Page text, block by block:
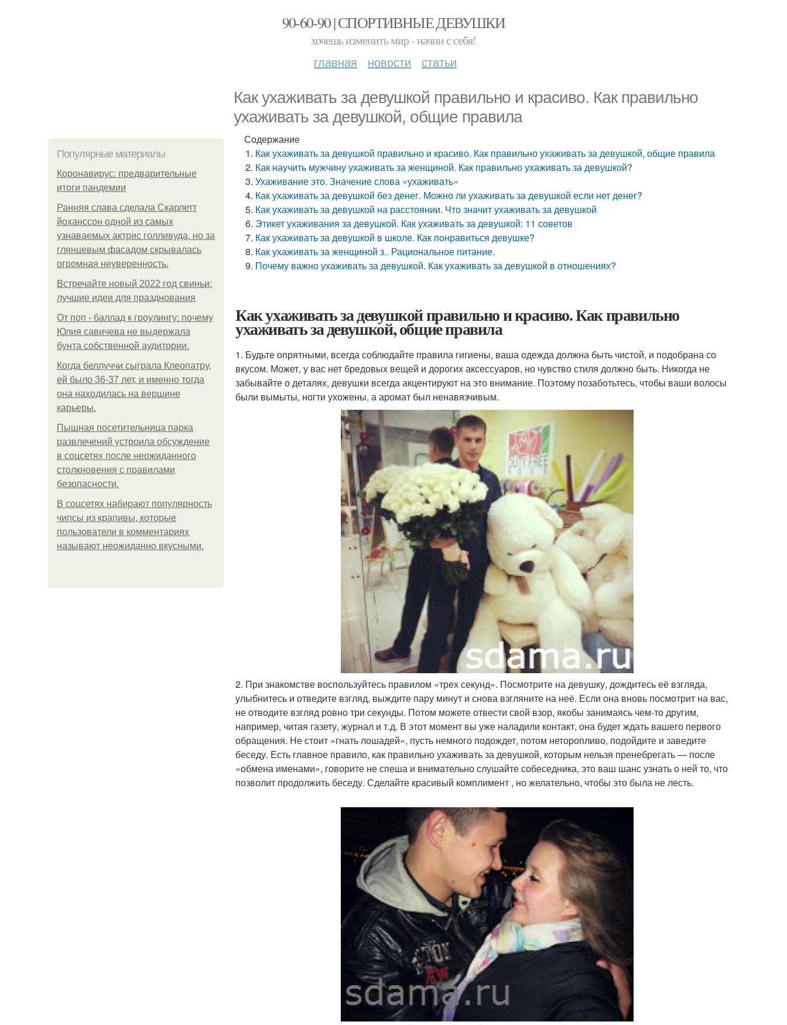
90-60-90 | СПОРТИВНЫЕ ДЕВУШКИ
хочешь изменить мир - начни с себя!
главная новости статьи
Как ухаживать за девушкой правильно и красиво. Как правильно
ухаживать за девушкой, общие правила
Популярные материалы
Коронавирус: предварительные
итоги пандемии
Ранняя слава сделала Скарлетт
йоханссон одной из самых
узнаваемых актрис голливуда, но за
глянцевым фасадом скрывалась
огромная неуверенность.
Встречайте новый 2022 год свиньи:
лучшие идеи для празднования
От поп - баллад к гроулингу: почему
Юлия савичева не выдержала
бунта собственной аудитории.
Когда беллуччи сыграла Клеопатру,
ей было 36-37 лет, и именно тогда
она находилась на вершине
карьеры.
Пышная посетительница парка
развлечений устроила обсуждение
в соцсетях после неожиданного
столкновения с правилами
безопасности.
В соцсетях набирают популярность
чипсы из крапивы, которые
пользователи в комментариях
называют неожиданно вкусными.
Содержание
Как ухаживать за девушкой правильно и красиво. Как правильно ухаживать за девушкой, общие правила
Как научить мужчину ухаживать за женщиной. Как правильно ухаживать за девушкой?
Ухаживание это. Значение слова «ухаживать»
Как ухаживать за девушкой без денег. Можно ли ухаживать за девушкой если нет денег?
Как ухаживать за девушкой на расстоянии. Что значит ухаживать за девушкой
Этикет ухаживания за девушкой. Как ухаживать за девушкой: 11 советов
Как ухаживать за девушкой в школе. Как понравиться девушке?
Как ухаживать за женщиной з.. Рациональное питание.
Почему важно ухаживать за девушкой. Как ухаживать за девушкой в отношениях?
Как ухаживать за девушкой правильно и красиво. Как правильно
ухаживать за девушкой, общие правила
1. Будьте опрятными, всегда соблюдайте правила гигиены, ваша одежда должна быть чистой, и подобрана со
вкусом. Может, у вас нет бредовых вещей и дорогих аксессуаров, но чувство стиля должно быть. Никогда не
забывайте о деталях, девушки всегда акцентируют на это внимание. Поэтому позаботьтесь, чтобы ваши волосы
были вымыты, ногти ухожены, а аромат был ненавязчивым.
2. При знакомстве воспользуйтесь правилом «трех секунд». Посмотрите на девушку, дождитесь её взгляда,
улыбнитесь и отведите взгляд, выждите пару минут и снова взгляните на неё. Если она вновь посмотрит на вас,
не отводите взгляд ровно три секунды. Потом можете отвести свой взор, якобы занимаясь чем-то другим,
например, читая газету, журнал и т.д. В этот момент вы уже наладили контакт, она будет ждать вашего первого
обращения. Не стоит «гнать лошадей», пусть немного подождет, потом неторопливо, подойдите и заведите
беседу. Есть главное правило, как правильно ухаживать за девушкой, которым нельзя пренебрегать — после
«обмена именами», говорите не спеша и внимательно слушайте собеседника, это ваш шанс узнать о ней то, что
позволит продолжить беседу. Сделайте красивый комплимент , но желательно, чтобы это была не лесть.